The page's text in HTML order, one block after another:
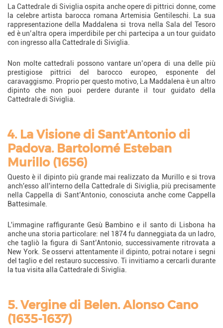
La Cattedrale di Siviglia ospita anche opere di pittrici donne, come
la celebre artista barocca romana Artemisia Gentileschi. La sua
rappresentazione della Maddalena si trova nella Sala del Tesoro
ed è un’altra opera imperdibile per chi partecipa a un tour guidato
con ingresso alla Cattedrale di Siviglia.
Non molte cattedrali possono vantare un’opera di una delle più
prestigiose pittrici del barocco europeo, esponente del
caravaggismo. Proprio per questo motivo, La Maddalena è un altro
dipinto che non puoi perdere durante il tour guidato della
Cattedrale di Siviglia.
4. La Visione di Sant'Antonio di
Padova. Bartolomé Esteban
Murillo (1656)
Questo è il dipinto più grande mai realizzato da Murillo e si trova
anch'esso all'interno della Cattedrale di Siviglia, più precisamente
nella Cappella di Sant’Antonio, conosciuta anche come Cappella
Battesimale.
L'immagine raffigurante Gesù Bambino e il santo di Lisbona ha
anche una storia particolare: nel 1874 fu danneggiata da un ladro,
che tagliò la figura di Sant’Antonio, successivamente ritrovata a
New York. Se osservi attentamente il dipinto, potrai notare i segni
del taglio e del restauro successivo. Ti invitiamo a cercarli durante
la tua visita alla Cattedrale di Siviglia.
5. Vergine di Belen. Alonso Cano
(1635-1637)